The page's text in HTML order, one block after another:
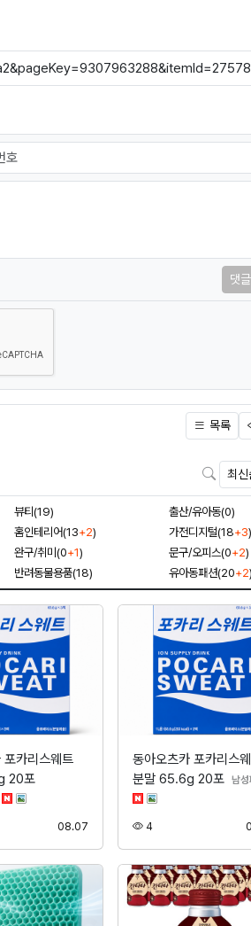
댓글
목록
검색
뷰티(19)
출산/유아동(0)
홈인테리어(13+2) 가전디지털(18+3)
완구/취미(0+1) 문구/오피스(0+2)
반려동물용품(18) 유아동패션(20+2)
포카리스웨트
20포
분류
08.07등록
동아오츠카 포카리스
분말 65.6g 20포 남성
4조회